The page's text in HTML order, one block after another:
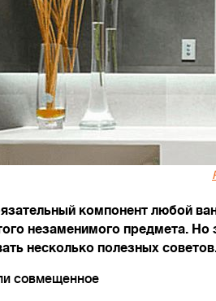
компонент любой
незаменимого предмета. Но
несколько полезных
совмещенное